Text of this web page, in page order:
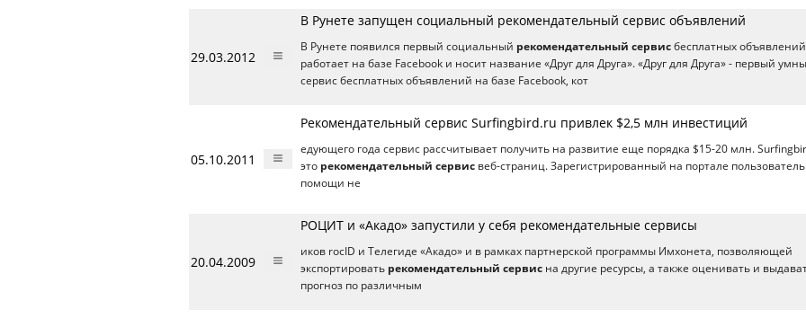
29.03.2012
В Рунете запущен социальный рекомендательный сервис объявлений
В Рунете появился первый социальный рекомендательный сервис бесплатных
работает на базе Facebook и носит название «Друг для Друга». «Друг для Друга» - первый
сервис бесплатных объявлений на базе Facebook, кот
05.10.2011
Рекомендательный сервис Surfingbird.ru привлек $2,5 млн инвестиций
едующего года сервис рассчитывает получить на развитие еще порядка $15-20 млн.
это рекомендательный сервис веб-страниц. Зарегистрированный на портале
помощи не
20.04.2009
РОЦИТ и «Акадо» запустили у себя рекомендательные сервисы
иков rocID и Телегиде «Акадо» и в рамках партнерской программы Имхонета, позволяющей
экспортировать рекомендательный сервис на другие ресурсы, а также оценивать и
прогноз по различным